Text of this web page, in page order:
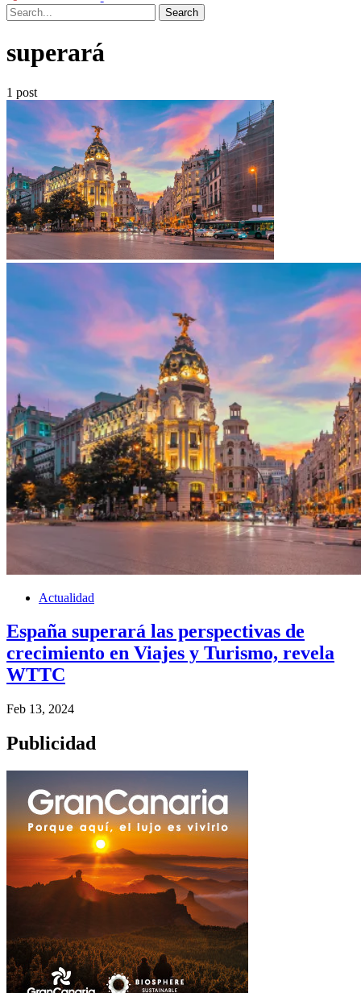
Search
superará
1 post
Actualidad
España superará las perspectivas de
crecimiento en Viajes y Turismo, revela
WTTC
Feb 13, 2024
Publicidad